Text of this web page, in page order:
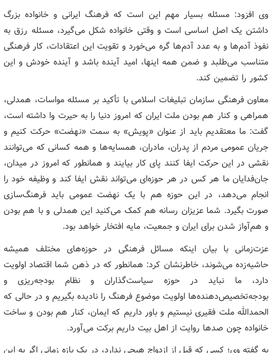
وی افزود: مسئله بسیار مهم این است که فرهنگ ایرانی و خانواده بزرگ
داشتن یک اصل اساسی است و وقتی خانواده شکل می‌گیرد، مسئله رزق به
نفوذ آدم‌ها و به عدد آدم‌ها گره می‌خورد و تقویت این اعتقادات، کار فرهنگی
متناسب می‌طلبد و ضمن همه اینها، امید آینده باشد و آینده خودش و این
کشور را تضمین کند.
معاون فرهنگی سازمان تبلیغات اسلامی با تأکید بر مسئله مواسات، همدلی،
همراهی و کنار هم بودن ملت ایران که امروز دنیا را به حیرت وا داشته است،
گفت: ما معتقدیم باید از عنوان «پویش» به سمت «نهضت» حرکت کنیم و
جریان عمومی مردم از پدران، مادران، همسایه‌ها و همه کسانی که می‌توانند
نقشی در این حرکت ایفا کنند پای کار بیایند و همانطور که امروز در میدان،
جان‌فدایان ما هر کس در هر حوزه‌ای می‌تواند نقش ایفا کند و وظیفه خود را
انجام می‌دهد، در این حوزه هم با یک نهضت عمومی باید فرهنگ‌سازی
صورت بگیرد. شما عزیزان رسانه هم کمک می‌کنید این همدلی و با هم بودن
و هم‌آواز شدن برای ایران و جمعیت، مایه افتخار خواهد بود.
عزت‌زمانی با بیان اینکه مسائل فرهنگی در حوزه‌های مختلف همیشه
حاشیه‌زده می‌شوند، خاطرنشان کرد: همانطور که در ذهن شما اقتصاد اولویت
دارد، ما نباید در حوزه سیاست‌گذاران و نظام بودجه‌ریزی و
بودجه‌تخصیص‌دهنده‌ها اولویت موضوع فرهنگ را نادیده بگیریم و در حالی که
الحمدالله ملت فقیری نیستیم و باور داریم که ایمان، کنار هم بودن و ساخت
خانواده چون صدها روایت از اهل بیت داریم برکت می‌آورد.
به گفته وی؛ کسی که قبل از ازدواج هیچی ندارد، در یک بازه زمانی اگر به این